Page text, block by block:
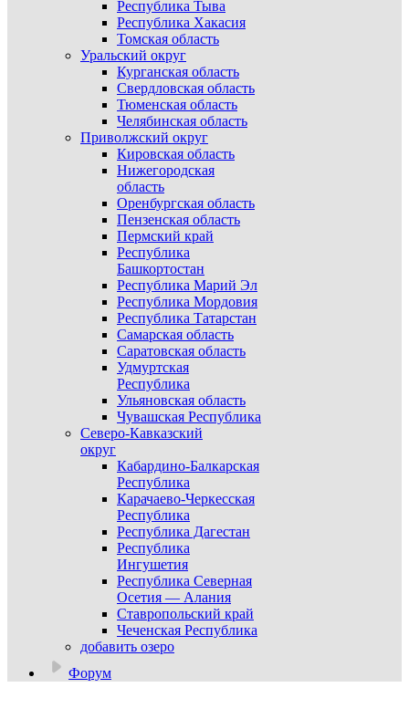
Республика Тыва
Республика Хакасия
Томская область
Уральский округ
Курганская область
Свердловская область
Тюменская область
Челябинская область
Приволжский округ
Кировская область
Нижегородская
область
Оренбургская область
Пензенская область
Пермский край
Республика
Башкортостан
Республика Марий Эл
Республика Мордовия
Республика Татарстан
Самарская область
Саратовская область
Удмуртская
Республика
Ульяновская область
Чувашская Республика
Северо-Кавказский
округ
Кабардино-Балкарская
Республика
Карачаево-Черкесская
Республика
Республика Дагестан
Республика
Ингушетия
Республика Северная
Осетия — Алания
Ставропольский край
Чеченская Республика
добавить озеро
Форум